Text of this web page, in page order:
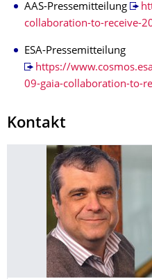
AAS-Pressemitteilung
collaboration-to-receive-
ESA-Pressemitteilung
https://
09-gaia-collaboration-to-
Kontakt